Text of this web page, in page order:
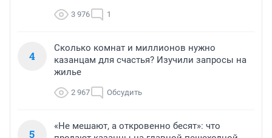
3 976 1
4
Сколько комнат и миллионов нужно
казанцам для счастья? Изучили запросы на
жилье
2 967 Обсудить
5
«Не мешают, а откровенно бесят»: что